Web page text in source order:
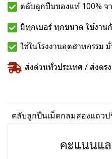
ตลับลูกปืนของแท้ 100% จ
มีทุกเบอร์ ทุกขนาด ใช้งาน
ใช้ในโรงงานอุตสาหกรรม
ส่งด่วนทั่วประเทศ / ส่งตร
ตลับลูกปืนเม็ดกลมสองแถวป
คะแนนแ